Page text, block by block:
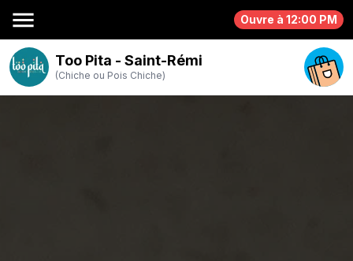
menu Ouvre à 12:00 PM
Too Pita - Saint-Rémi
(Chiche ou Pois Chiche)